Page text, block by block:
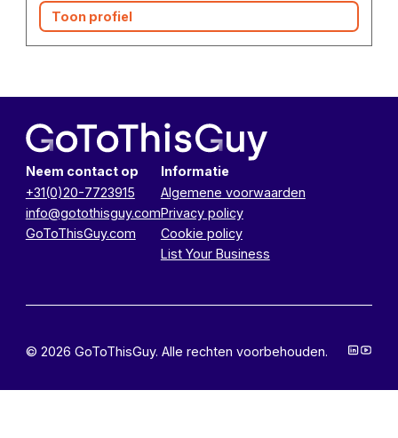
Toon profiel
Neem contact op
+31(0)20-7723915
info@gotothisguy.com
GoToThisGuy.com
Informatie
Algemene voorwaarden
Privacy policy
Cookie policy
List Your Business
© 2026 GoToThisGuy. Alle rechten voorbehouden.